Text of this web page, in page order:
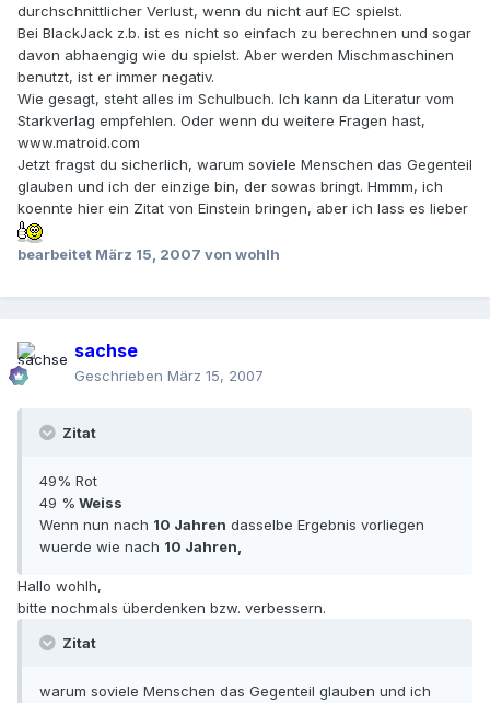
durchschnittlicher Verlust, wenn du nicht auf EC spielst.
Bei BlackJack z.b. ist es nicht so einfach zu berechnen und sogar
davon abhaengig wie du spielst. Aber werden Mischmaschinen
benutzt, ist er immer negativ.
Wie gesagt, steht alles im Schulbuch. Ich kann da Literatur vom
Starkverlag empfehlen. Oder wenn du weitere Fragen hast,
www.matroid.com
Jetzt fragst du sicherlich, warum soviele Menschen das Gegenteil
glauben und ich der einzige bin, der sowas bringt. Hmmm, ich
koennte hier ein Zitat von Einstein bringen, aber ich lass es lieber
bearbeitet März 15, 2007 von wohlh
sachse
Geschrieben März 15, 2007
Zitat
49% Rot
49 % Weiss
Wenn nun nach 10 Jahren dasselbe Ergebnis vorliegen
wuerde wie nach 10 Jahren,
Hallo wohlh,
bitte nochmals überdenken bzw. verbessern.
Zitat
warum soviele Menschen das Gegenteil glauben und ich